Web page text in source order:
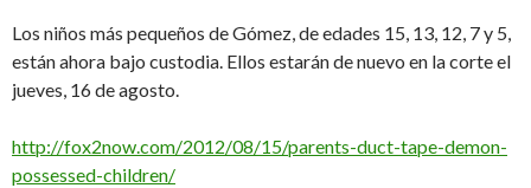
Los niños más pequeños de Gómez, de edades 15, 13, 12, 7 y 5,
están ahora bajo custodia. Ellos estarán de nuevo en la corte el
jueves, 16 de agosto.
http://fox2now.com/2012/08/15/parents-duct-tape-demon-
possessed-children/